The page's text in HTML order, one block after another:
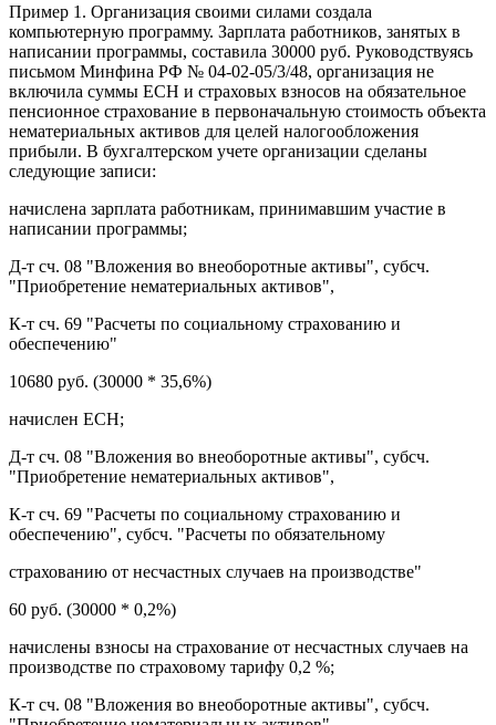
Пример 1. Организация своими силами создала
компьютерную программу. Зарплата работников, занятых в
написании программы, составила 30000 руб. Руководствуясь
письмом Минфина РФ № 04-02-05/3/48, организация не
включила суммы ЕСН и страховых взносов на обязательное
пенсионное страхование в первоначальную стоимость объекта
нематериальных активов для целей налогообложения
прибыли. В бухгалтерском учете организации сделаны
следующие записи:
начислена зарплата работникам, принимавшим участие в
написании программы;
Д-т сч. 08 "Вложения во внеоборотные активы", субсч.
"Приобретение нематериальных активов",
К-т сч. 69 "Расчеты по социальному страхованию и
обеспечению"
10680 руб. (30000 * 35,6%)
начислен ЕСН;
Д-т сч. 08 "Вложения во внеоборотные активы", субсч.
"Приобретение нематериальных активов",
К-т сч. 69 "Расчеты по социальному страхованию и
обеспечению", субсч. "Расчеты по обязательному
страхованию от несчастных случаев на производстве"
60 руб. (30000 * 0,2%)
начислены взносы на страхование от несчастных случаев на
производстве по страховому тарифу 0,2 %;
К-т сч. 08 "Вложения во внеоборотные активы", субсч.